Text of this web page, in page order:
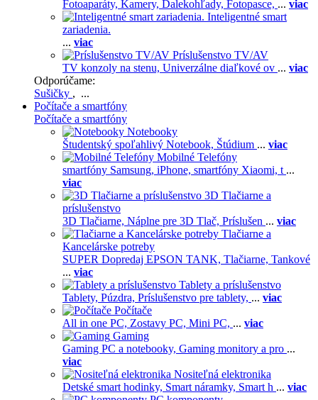
Fotoaparáty, Kamery, Ďalekohľady, Fotopasce, ... viac
Inteligentné smart
zariadenia.
... viac
Príslušenstvo TV/AV
TV konzoly na stenu, Univerzálne diaľkové ov ... viac
Odporúčame:
Sušičky , ...
Počítače a smartfóny
Počítače a smartfóny
Notebooky
Študentský spoľahlivý Notebook, Štúdium ... viac
Mobilné Telefóny
smartfóny Samsung, iPhone, smartfóny Xiaomi, t ...
viac
3D Tlačiarne a
príslušenstvo
3D Tlačiarne, Náplne pre 3D Tlač, Príslušen ... viac
Tlačiarne a
Kancelárske potreby
SUPER Dopredaj EPSON TANK, Tlačiarne, Tankové
... viac
Tablety a príslušenstvo
Tablety, Púzdra, Príslušenstvo pre tablety, ... viac
Počítače
All in one PC, Zostavy PC, Mini PC, ... viac
Gaming
Gaming PC a notebooky, Gaming monitory a pro ...
viac
Nositeľná elektronika
Detské smart hodinky, Smart náramky, Smart h ... viac